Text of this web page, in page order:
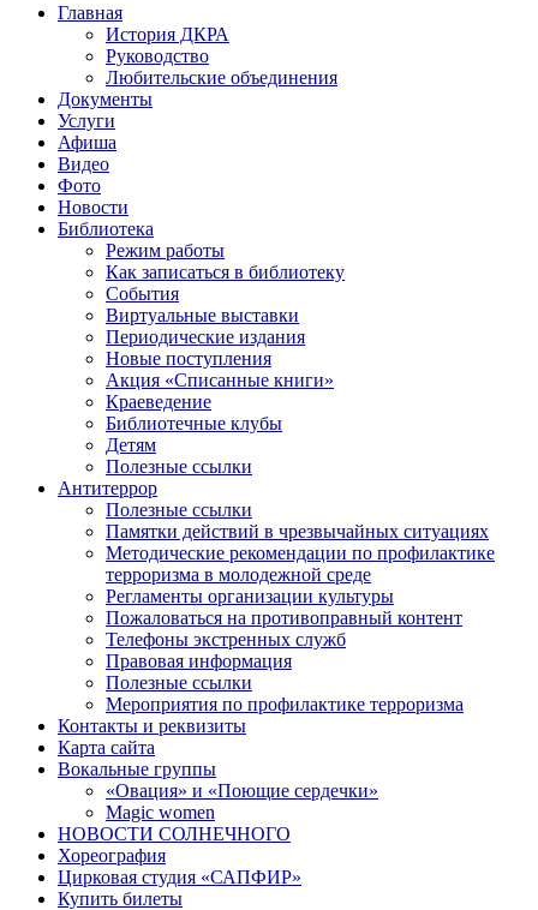
Главная
История ДКРА
Руководство
Любительские объединения
Документы
Услуги
Афиша
Видео
Фото
Новости
Библиотека
Режим работы
Как записаться в библиотеку
События
Виртуальные выставки
Периодические издания
Новые поступления
Акция «Списанные книги»
Краеведение
Библиотечные клубы
Детям
Полезные ссылки
Антитеррор
Полезные ссылки
Памятки действий в чрезвычайных ситуациях
Методические рекомендации по профилактике
терроризма в молодежной среде
Регламенты организации культуры
Пожаловаться на противоправный контент
Телефоны экстренных служб
Правовая информация
Полезные ссылки
Мероприятия по профилактике терроризма
Контакты и реквизиты
Карта сайта
Вокальные группы
«Овация» и «Поющие сердечки»
Magic women
НОВОСТИ СОЛНЕЧНОГО
Хореография
Цирковая студия «САПФИР»
Купить билеты